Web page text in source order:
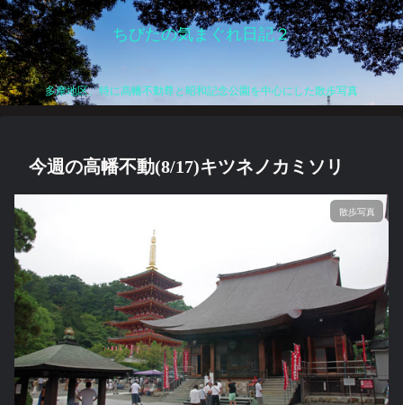
ちびたの気まぐれ日記２
多摩地区、特に高幡不動尊と昭和記念公園を中心にした散歩写真
今週の高幡不動(8/17)キツネノカミソリ
散歩写真